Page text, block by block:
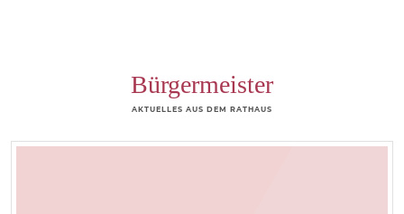
Bürgermeister
AKTUELLES AUS DEM RATHAUS